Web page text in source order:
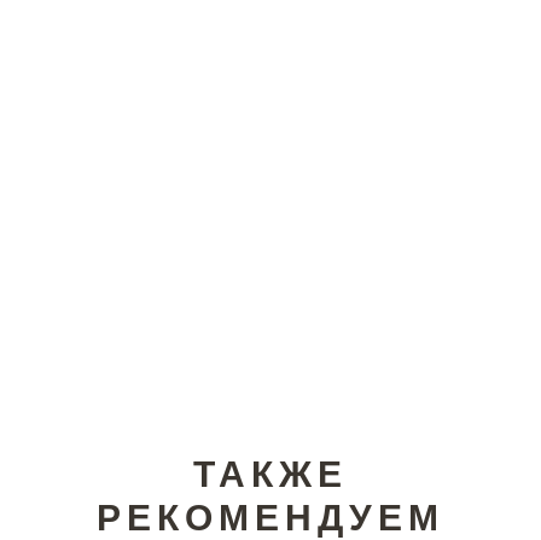
ТАКЖЕ
РЕКОМЕНДУЕМ